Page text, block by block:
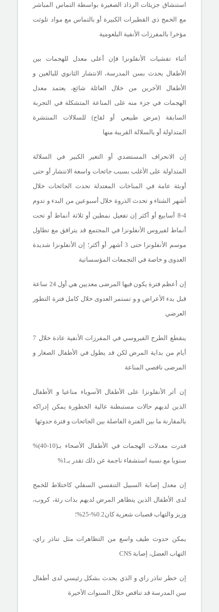
استنشاق جزيئات الرذاذ الصغيرة بواسطة التماس المباشر
مع الخمج ذي القطيرات الكبيرة أو بالتماس مع مواد تلوثت
مؤخرا بالمفرزات الأنفية البلعومية
أثناء تفشيات الأنفلونزا فإن أعلى معدل للهجمات بين
الأطفال يحدث بسن المدرسة، الانتشار الثانوي للبالغين و
الأطفال الآخرين من خلال العائلة شائع، يعتمد معدل
الهجمات في جزء منه على المناعة المتشكلة في التجربة
السابقة (مرض طبيعي أو لقاح) للسلالات المنتشرة
المتداولة أو بالسلالة القريبة منها
إن الانحراف المستضدي أو التغير الكبير في السلالة
المتداولة على الأغلب بسبب جائحات واسعة الانتشار أو حتى
أوبئة عامة في المناخات المعتدلة تحدث الجائحات خلال
أشهر الشتاء و تحدث الذروة خلال أسبوعين من البدء و تدوم
4-8
أسابيع أو أكثر إن تفعيل نمطين أو ثلاثة أنماط أو تحت
أنماط لفيروس الأنفلونزا في المجتمع قد يترافق مع تطاول
موسم الأنفلونزا حتى 3 أشهر أو أكثر؛ إن الأنفلونزا شديدة
العدوى و خاصة في التجمعات المؤسساتية
إن أعظم فترة يكون فيها المرضى معديين هي أول 24 ساعة
قبل بدء الأعراض و و تستمر العدوى خلال كامل فترة التطور
العرضي
ينقطع الطرح الفيروسي في المفرزات الأنفية عادة خلال 7
أيام من بداية المرض لكن قد يطول في الأطفال الصغار و
المرضى ناقصي المناعة
إن أثر الأنفلونزا على الأطفال الآسوياء مناعيا و الأطفال
الذين لديهم حالات مستبطنة عالية الخطورة يمكن إدراكه
بالمقارنة ما بين الفترة الفاصلة بين الجائحات و فترة حدوثها
قدرت معدلات الهجمات في الأطفال الأصحاء بـ
(10-40)%
سنويا مع نسبة استشفاء ناجمة عن ذلك تقدر بـ1%
إن معدل إصابة السبيل التنفسي السفلي كاختلاط للخمج
لدى الأطفال الذين يتظاهر المرض لديهم بذات رئة، كروب،
وزيز والتهاب قصبات شعرية كان
0 .2%-25%؛
يمكن حدوث طيف واسع من التظاهرات مثل تناذر راي،
التهاب العضل، إصابةCNS
إن خطر تناذر راي و الذي يحدث بشكل رئيسي لدى أطفال
سن المدرسة قد تناقص خلال السنوات الأخيرة